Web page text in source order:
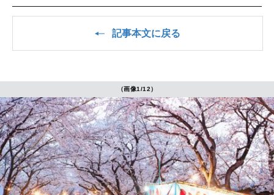
記事本文に戻る
（画像1/12）